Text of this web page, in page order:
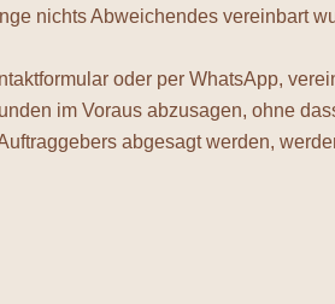
nichts Abweichendes vereinbart
oder per WhatsApp,
im Voraus abzusagen, ohne
abgesagt werden,